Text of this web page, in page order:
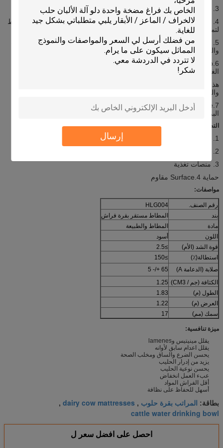
إرسال
3. الحصير مطبخ تبقي مشغول مناطق المطبخ وإعداد الطعام آمنة.
4. استخدم لدينا الحصير المطبخ لمناطق معزولة أو البلاط المتداخل المطاط
لتمهيد مناطق أوسع.
5. الحصير مطبخ هي الحصير المطاط الكثيفة التي تنص على تخفيف التعب
والراحة، وتصريف مياه السليم.
6.Keep المناطق الخاصة بك المشي آمنة من الشحوم، والرطوبة، والمواد
الغذائية مع نخبة واسعة من الحصير المطبخ والمطاط ماتس
هذا حصيرة المطاط هي مكافحة التعب، ويستخدم أيضا في مطبخ الفندق،
والمنزل، وتمرير الطريق، ورشة عمل، وغيرها من الأماكن العامة.
7.We لتصديره إلى الولايات المتحدة الأمريكية، أستراليا، المملكة المتحدة،
البرازيل وبلدان أخرى الآن.
التطبيقات:
1. ياردة الخيل والماشية والأقلام
2. الشاحنات الماشية
3. منصات تغذية
حماية 4.Surface مقاوم
مواصفات:
رقم الصنف.
HLG004
بند
المطاط مستقر بقرة فراش
مادة
المطاط والطبيعة
اللون
أسود
قوة الشد (الأم)
≥2.5
استطالة(٪)
≥150
صلابة (الدعامة A)
65 +/- 5
الكثافة (جم / CM3)
1.25
الطول (م)
1.83
العرض (م)
1.22
سمك (مم)
17
ميزة تنافسية:
يقلل مينيتيس وlamenes
يقلل اعدام سابق لأوانه
يحسن الضرع والساق ومخلب الصحة
يزيد من إدرار الحليب
يحسن نوعية الحليب
عبء العمل انخفاض
أقل الفراش المواد
أسهل للحفاظ على نظافة
بطاقة: المراتب بقرة حلوب ,
dairy cow mattresses
,
cattle water drinking bowl
احصل على افضل سعر ل